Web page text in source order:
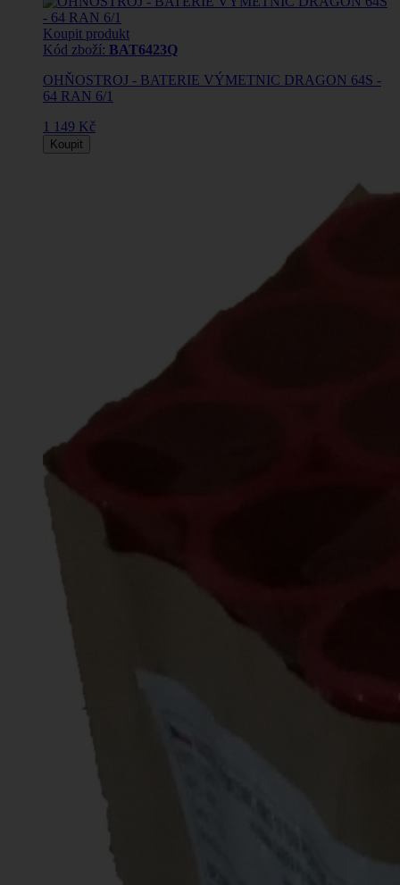
Koupit produkt
Kód zboží: BAT6423Q
OHŇOSTROJ - BATERIE VÝMETNIC DRAGON 64S -
64 RAN 6/1
1 149 Kč
Koupit